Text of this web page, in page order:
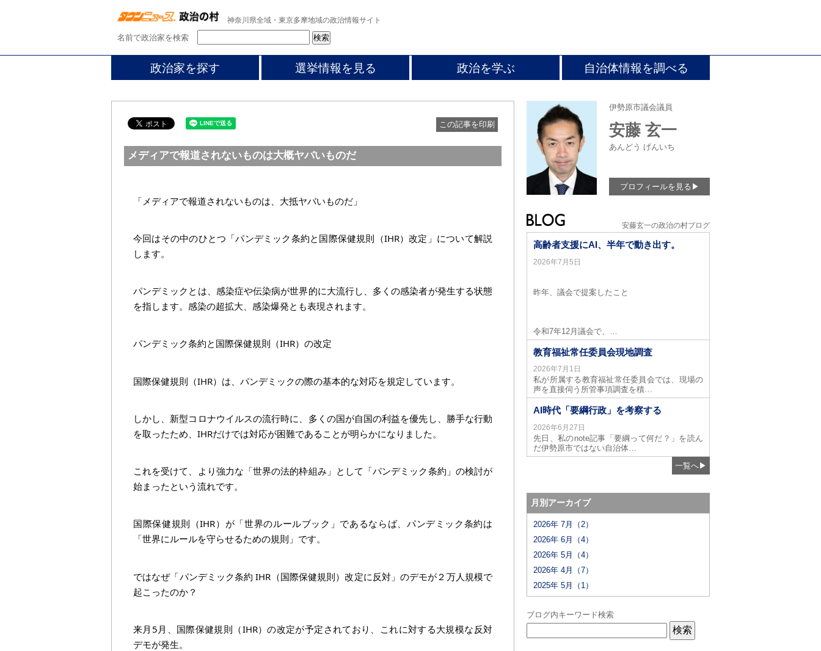
神奈川県全域・東京多摩地域の政治情報サイト
名前で政治家を検索
政治家を探す 選挙情報を見る 政治を学ぶ 自治体情報を調べる
この記事を印刷
メディアで報道されないものは大概ヤバいものだ
「メディアで報道されないものは、大抵ヤバいものだ」
今回はその中のひとつ「パンデミック条約と国際保健規則（IHR）改定」について解説
します。
パンデミックとは、感染症や伝染病が世界的に大流行し、多くの感染者が発生する状態
を指します。感染の超拡大、感染爆発とも表現されます。
パンデミック条約と国際保健規則（IHR）の改定
国際保健規則（IHR）は、パンデミックの際の基本的な対応を規定しています。
しかし、新型コロナウイルスの流行時に、多くの国が自国の利益を優先し、勝手な行動
を取ったため、IHRだけでは対応が困難であることが明らかになりました。
これを受けて、より強力な「世界の法的枠組み」として「パンデミック条約」の検討が
始まったという流れです。
国際保健規則（IHR）が「世界のルールブック」であるならば、パンデミック条約は
「世界にルールを守らせるための規則」です。
ではなぜ「パンデミック条約 IHR（国際保健規則）改定に反対」のデモが２万人規模で
起こったのか？
来月5月、国際保健規則（IHR）の改定が予定されており、これに対する大規模な反対
デモが発生。
伊勢原市議会議員
安藤 玄一
あんどう げんいち
プロフィールを見る ▶
安藤玄一の政治の村ブログ
高齢者支援にAI、半年で動き出す。
2026年7月5日
昨年、議会で提案したこと
令和7年12月議会で、…
教育福祉常任委員会現地調査
2026年7月1日
私が所属する教育福祉常任委員会では、現場の
声を直接伺う所管事項調査を積…
AI時代「要綱行政」を考察する
2026年6月27日
先日、私のnote記事「要綱って何だ？」を読ん
だ伊勢原市ではない自治体…
一覧へ▶
月別アーカイブ
2026年 7月（2）
2026年 6月（4）
2026年 5月（4）
2026年 4月（7）
2025年 5月（1）
ブログ内キーワード検索